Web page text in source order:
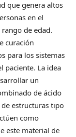
que genera altos
en el
de edad.
curación
para los sistemas
paciente. La idea
un
de ácido
estructuras tipo
como
este material de